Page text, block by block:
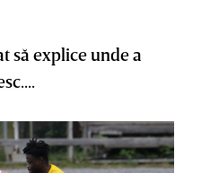
să explice unde a